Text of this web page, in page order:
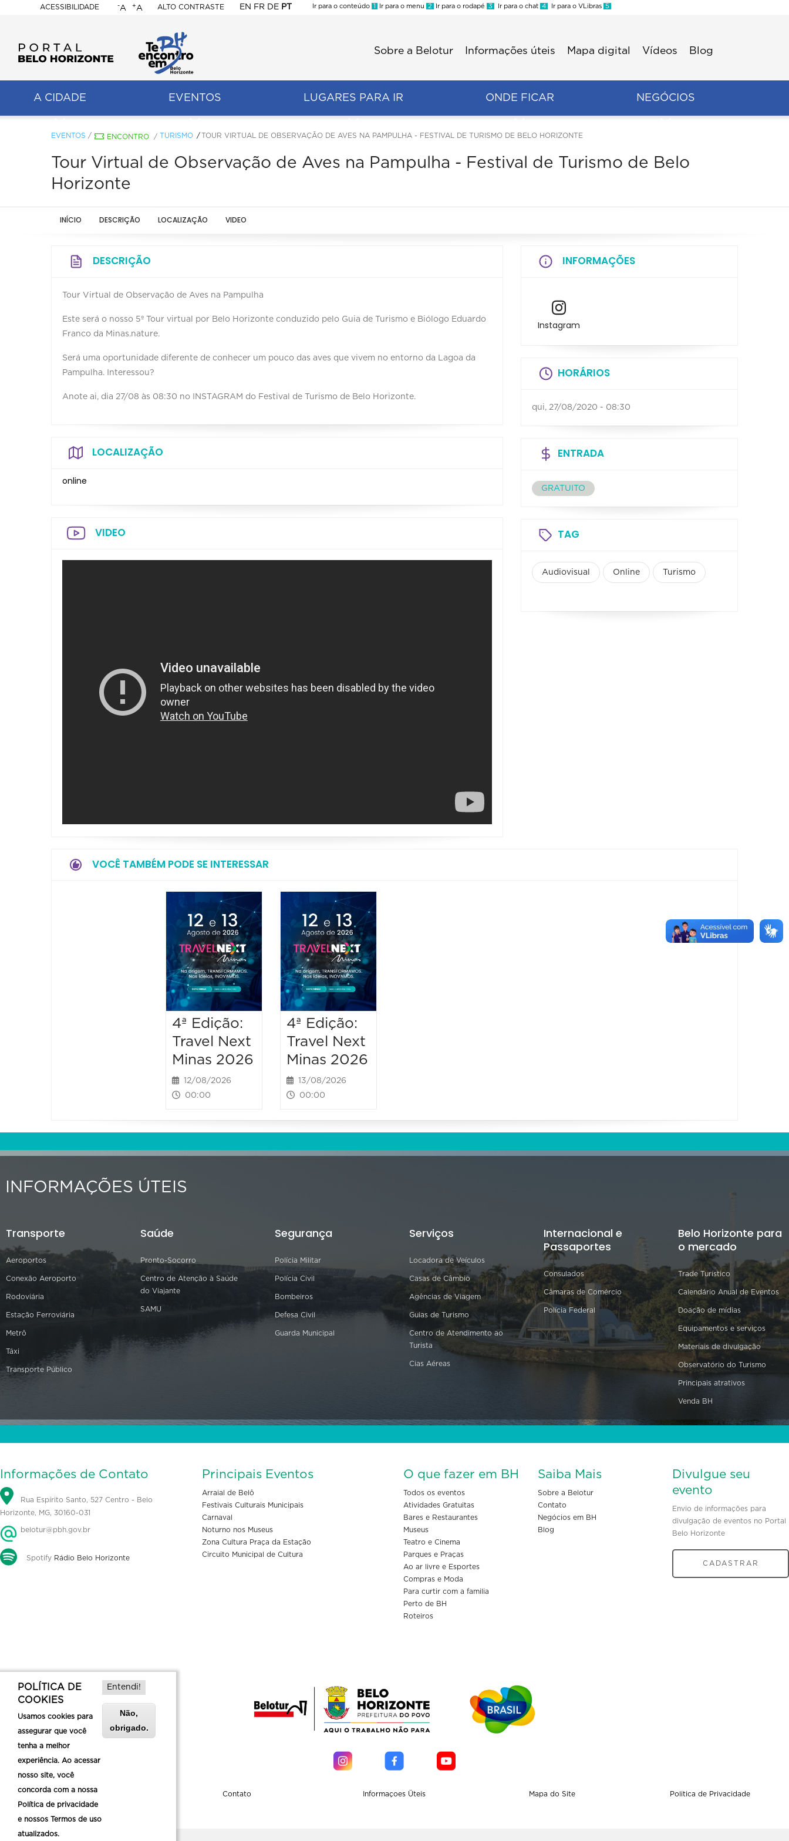
ACESSIBILIDADE
BELO
HORIZONTE
-A +A ALTO CONTRASTE EN FR DE PT
Ir para o conteúdo 1 Ir para o menu 2 Ir para o rodapé 3 Ir para o chat 4 Ir para o VLibras 5
Sobre a Belotur Informações úteis Mapa digital Vídeos Blog
A CIDADE EVENTOS LUGARES PARA IR ONDE FICAR NEGÓCIOS
EVENTOS / ENCONTRO / TURISMO TOUR VIRTUAL DE OBSERVAÇÃO DE AVES NA PAMPULHA - FESTIVAL DE TURISMO DE BELO HORIZONTE
Tour Virtual de Observação de Aves na Pampulha - Festival de Turismo de Belo
Horizonte
INÍCIO DESCRIÇÃO LOCALIZAÇÃO VIDEO
DESCRIÇÃO
Tour Virtual de Observação de Aves na Pampulha
Este será o nosso 5º Tour virtual por Belo Horizonte conduzido pelo Guia de Turismo e Biólogo Eduardo
Franco da Minas.nature.
Será uma oportunidade diferente de conhecer um pouco das aves que vivem no entorno da Lagoa da
Pampulha. Interessou?
Anote ai, dia 27/08 às 08:30 no INSTAGRAM do Festival de Turismo de Belo Horizonte.
LOCALIZAÇÃO
online
VIDEO
INFORMAÇÕES
Instagram
HORÁRIOS
qui, 27/08/2020 - 08:30
ENTRADA
GRATUITO
TAG
Audiovisual Online Turismo
VOCÊ TAMBÉM PODE SE INTERESSAR
4ª Edição:
Travel Next
Minas 2026
12/08/2026
00:00
4ª Edição:
Travel Next
Minas 2026
13/08/2026
00:00
INFORMAÇÕES ÚTEIS
Transporte
Aeroportos
Conexão Aeroporto
Rodoviária
Estação Ferroviária
Metrô
Táxi
Transporte Público
Saúde
Pronto-Socorro
Centro de Atenção à Saúde
do Viajante
SAMU
Segurança
Polícia Militar
Polícia Civil
Bombeiros
Defesa Civil
Guarda Municipal
Serviços
Locadora de Veículos
Casas de Câmbio
Agências de Viagem
Guias de Turismo
Centro de Atendimento ao
Turista
Cias Aéreas
Internacional e
Passaportes
Consulados
Câmaras de Comércio
Polícia Federal
Belo Horizonte para
o mercado
Trade Turístico
Calendário Anual de Eventos
Doação de mídias
Equipamentos e serviços
Materiais de divulgação
Observatório do Turismo
Principais atrativos
Venda BH
Informações de Contato
Rua Espírito Santo, 527 Centro - Belo
Horizonte, MG, 30160-031
belotur@pbh.gov.br
Spotify Rádio Belo Horizonte
Principais Eventos
Arraial de Belô
Festivais Culturais Municipais
Carnaval
Noturno nos Museus
Zona Cultura Praça da Estação
Circuito Municipal de Cultura
O que fazer em BH
Todos os eventos
Atividades Gratuitas
Bares e Restaurantes
Museus
Teatro e Cinema
Parques e Praças
Ao ar livre e Esportes
Compras e Moda
Para curtir com a familia
Perto de BH
Roteiros
Saiba Mais
Sobre a Belotur
Contato
Negócios em BH
Blog
Divulgue seu
evento
Envio de informações para
divulgação de eventos no Portal
Belo Horizonte
CADASTRAR
Sobre a Belotur Contato Informaçoes Üteis Mapa do Site Politica de Privacidade
POLÍTICA DE
COOKIES
Usamos cookies para
assegurar que você
tenha a melhor
experiência. Ao acessar
nosso site, você
concorda com a nossa
Política de privacidade
e nossos Termos de uso
atualizados.
Entendi!
Não,
obrigado.